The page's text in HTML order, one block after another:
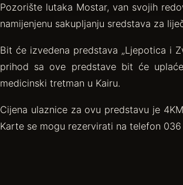
Pozorište lutaka Mostar, van svojih
namijenjenu sakupljanju sredstava za
Bit će izvedena predstava „Ljepotica i
prihod sa ove predstave bit će
medicinski tretman u Kairu.
Cijena ulaznice za ovu predstavu je
Karte se mogu rezervirati na telefon